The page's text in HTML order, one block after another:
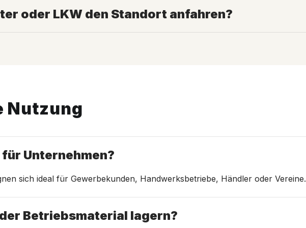
oder LKW den Standort anfahren?
Nutzung
Unternehmen?
sich ideal für Gewerbekunden, Handwerksbetriebe, Händler oder Vereine.
Betriebsmaterial lagern?